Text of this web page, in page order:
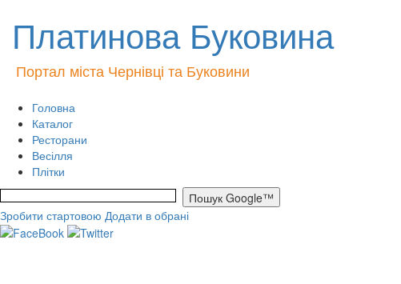
Платинова Буковина
Портал міста Чернівці та Буковини
Головна
Каталог
Ресторани
Весілля
Плітки
Зробити стартовою Додати в обрані